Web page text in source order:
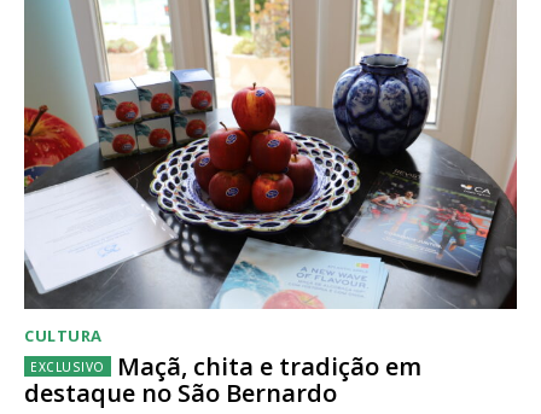
CULTURA
Maçã, chita e tradição em
destaque no São Bernardo